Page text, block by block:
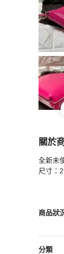
關於
關於
全新未
尺寸：
商品狀
Kate
分類
Kate